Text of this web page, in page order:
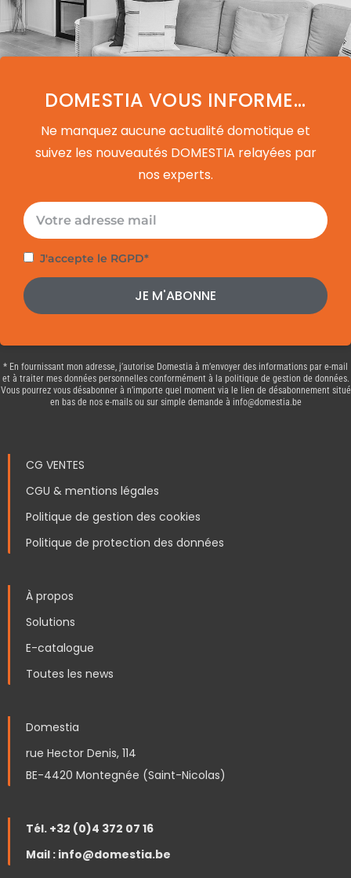
DOMESTIA VOUS INFORME...
Ne manquez aucune actualité domotique et
suivez les nouveautés DOMESTIA relayées par
nos experts.
E-
mail
Politique
de
J'accepte le RGPD*
JE M'ABONNE
* En fournissant mon adresse, j’autorise Domestia à m’envoyer des informations par e-mail
et à traiter mes données personnelles conformément à la politique de gestion de données.
Vous pourrez vous désabonner à n’importe quel moment via le lien de désabonnement situé
en bas de nos e-mails ou sur simple demande à info@domestia.be
CG VENTES
CGU & mentions légales
Politique de gestion des cookies
Politique de protection des données
À propos
Solutions
E-catalogue
Toutes les news
Domestia
rue Hector Denis, 114
BE-4420 Montegnée (Saint-Nicolas)
Tél. +32 (0)4 372 07 16
Mail : info@domestia.be